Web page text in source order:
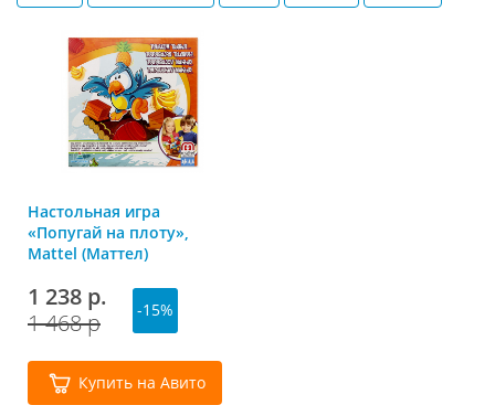
Настольная игра
«Попугай на плоту»,
Mattel (Маттел)
1 238 р.
1 468 р
-15%
Купить на Авито